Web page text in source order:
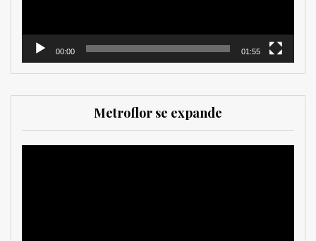
00:00 01:55
Metroflor se expande